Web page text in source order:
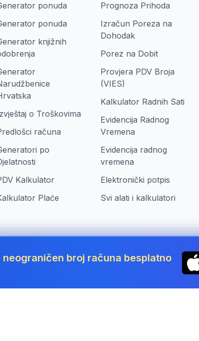
ponuda
ponuda
knjižnih
o Troškovima
računa
po
Kalkulator
Plaće
Prognoza Prihoda
Izračun Poreza na
Dohodak
Porez na Dobit
Provjera PDV Broja
(VIES)
Kalkulator Radnih Sati
Evidencija Radnog
Vremena
Evidencija radnog
vremena
Elektronički potpis
Svi alati i kalkulatori
neograničen broj računa besplatno